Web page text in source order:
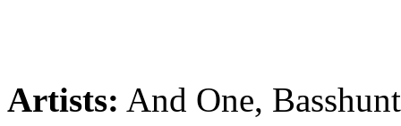
Artists: And One,